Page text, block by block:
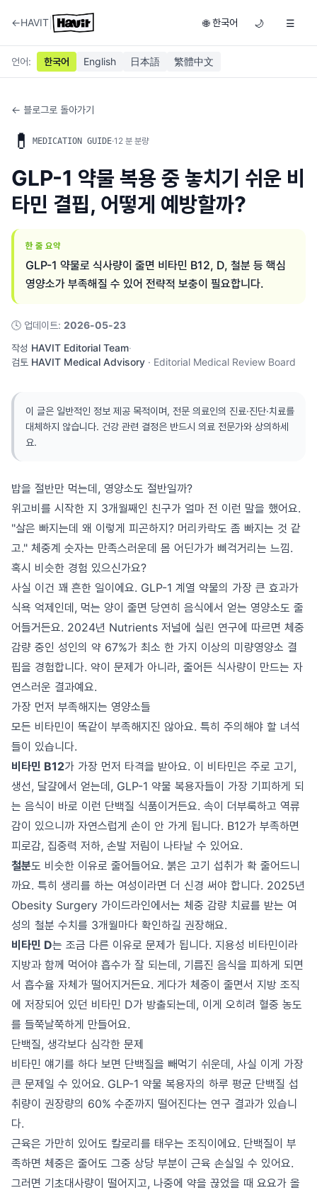
←HAVIT 🌐 한국어 🌙 ☰
언어: 한국어 English 日本語 繁體中文
← 블로그로 돌아가기
💊 MEDICATION GUIDE·12 분 분량
GLP-1 약물 복용 중 놓치기 쉬운 비
타민 결핍, 어떻게 예방할까?
한 줄 요약
GLP-1 약물로 식사량이 줄면 비타민 B12, D, 철분 등 핵심
영양소가 부족해질 수 있어 전략적 보충이 필요합니다.
🕓 업데이트: 2026-05-23
작성 HAVIT Editorial Team·
검토 HAVIT Medical Advisory · Editorial Medical Review Board
이 글은 일반적인 정보 제공 목적이며, 전문 의료인의 진료·진단·치료를
대체하지 않습니다. 건강 관련 결정은 반드시 의료 전문가와 상의하세
요.
밥을 절반만 먹는데, 영양소도 절반일까?
위고비를 시작한 지 3개월째인 친구가 얼마 전 이런 말을 했어요.
"살은 빠지는데 왜 이렇게 피곤하지? 머리카락도 좀 빠지는 것 같
고." 체중계 숫자는 만족스러운데 몸 어딘가가 삐걱거리는 느낌.
혹시 비슷한 경험 있으신가요?
사실 이건 꽤 흔한 일이에요. GLP-1 계열 약물의 가장 큰 효과가
식욕 억제인데, 먹는 양이 줄면 당연히 음식에서 얻는 영양소도 줄
어들거든요. 2024년 Nutrients 저널에 실린 연구에 따르면 체중
감량 중인 성인의 약 67%가 최소 한 가지 이상의 미량영양소 결
핍을 경험합니다. 약이 문제가 아니라, 줄어든 식사량이 만드는 자
연스러운 결과예요.
가장 먼저 부족해지는 영양소들
모든 비타민이 똑같이 부족해지진 않아요. 특히 주의해야 할 녀석
들이 있습니다.
비타민 B12가 가장 먼저 타격을 받아요. 이 비타민은 주로 고기,
생선, 달걀에서 얻는데, GLP-1 약물 복용자들이 가장 기피하게 되
는 음식이 바로 이런 단백질 식품이거든요. 속이 더부룩하고 역류
감이 있으니까 자연스럽게 손이 안 가게 됩니다. B12가 부족하면
피로감, 집중력 저하, 손발 저림이 나타날 수 있어요.
철분도 비슷한 이유로 줄어들어요. 붉은 고기 섭취가 확 줄어드니
까요. 특히 생리를 하는 여성이라면 더 신경 써야 합니다. 2025년
Obesity Surgery 가이드라인에서는 체중 감량 치료를 받는 여
성의 철분 수치를 3개월마다 확인하길 권장해요.
비타민 D는 조금 다른 이유로 문제가 됩니다. 지용성 비타민이라
지방과 함께 먹어야 흡수가 잘 되는데, 기름진 음식을 피하게 되면
서 흡수율 자체가 떨어지거든요. 게다가 체중이 줄면서 지방 조직
에 저장되어 있던 비타민 D가 방출되는데, 이게 오히려 혈중 농도
를 들쭉날쭉하게 만들어요.
단백질, 생각보다 심각한 문제
비타민 얘기를 하다 보면 단백질을 빼먹기 쉬운데, 사실 이게 가장
큰 문제일 수 있어요. GLP-1 약물 복용자의 하루 평균 단백질 섭
취량이 권장량의 60% 수준까지 떨어진다는 연구 결과가 있습니
다.
근육은 가만히 있어도 칼로리를 태우는 조직이에요. 단백질이 부
족하면 체중은 줄어도 그중 상당 부분이 근육 손실일 수 있어요.
그러면 기초대사량이 떨어지고, 나중에 약을 끊었을 때 요요가 올